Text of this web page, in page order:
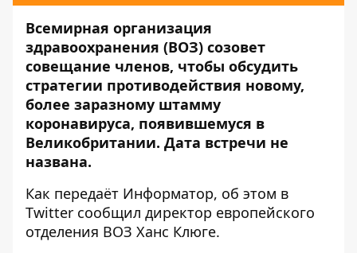
Всемирная организация
здравоохранения (ВОЗ) созовет
совещание членов, чтобы обсудить
стратегии противодействия новому,
более заразному штамму
коронавируса, появившемуся в
Великобритании. Дата встречи не
названа.
Как передаёт Информатор, об этом в
Twitter сообщил директор европейского
отделения ВОЗ Ханс Клюге.